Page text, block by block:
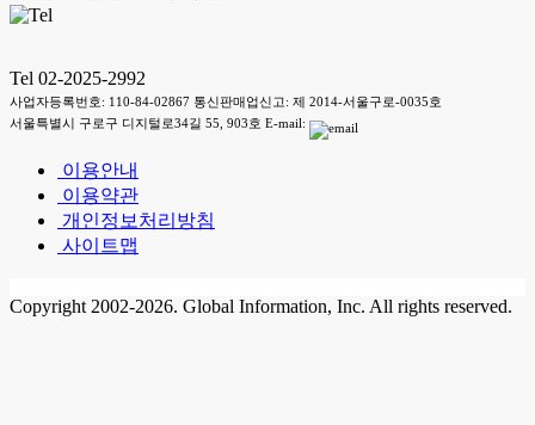
Tel 02-2025-2992
사업자등록번호: 110-84-02867 통신판매업신고: 제 2014-서울구로-0035호
서울특별시 구로구 디지털로34길 55, 903호 E-mail:
이용안내
이용약관
개인정보처리방침
사이트맵
Copyright 2002-2026. Global Information, Inc. All rights reserved.